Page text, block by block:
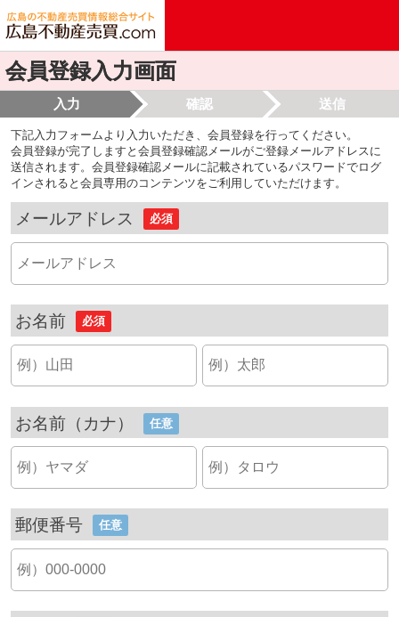
会員登録入力画面
入力 確認 送信
下記入力フォームより入力いただき、会員登録を行ってください。
会員登録が完了しますと会員登録確認メールがご登録メールアドレスに
送信されます。会員登録確認メールに記載されているパスワードでログ
インされると会員専用のコンテンツをご利用していただけます。
メールアドレス 必須
お名前 必須
お名前（カナ） 任意
郵便番号 任意